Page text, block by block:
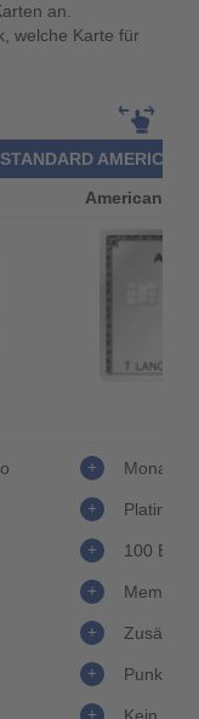
an.
welche Karte für
AMERICAN
American
100
Punkte